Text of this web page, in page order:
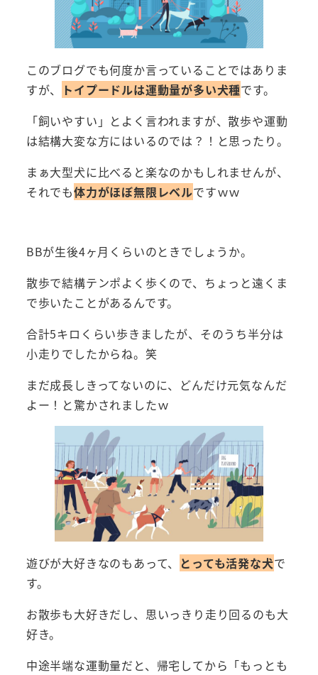
このブログでも何度か言っていることではありま
すが、
トイプードルは運動量が多い犬種です。
「飼いやすい」とよく言われますが、散歩や運動
は結構大変な方にはいるのでは？！と思ったり。
まぁ大型犬に比べると楽なのかもしれませんが、
それでも体力がほぼ無限レベルですｗｗ
BBが生後4ヶ月くらいのときでしょうか。
散歩で結構テンポよく歩くので、ちょっと遠くま
で歩いたことがあるんです。
合計5キロくらい歩きましたが、そのうち半分は
小走りでしたからね。笑
まだ成長しきってないのに、どんだけ元気なんだ
よー！と驚かされましたｗ
遊びが大好きなのもあって、 とっても活発な犬で
す。
お散歩も大好きだし、思いっきり走り回るのも大
好き。
中途半端な運動量だと、帰宅してから「もっとも